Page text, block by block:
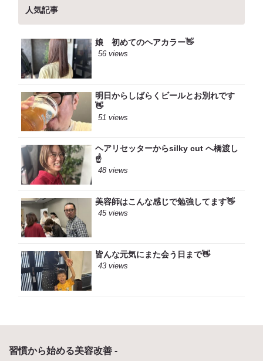
人気記事
娘 初めてのヘアカラー👋
56 views
明日からしばらくビールとお別れです
👋
51 views
ヘアリセッターからsilky cut へ橋渡し
☝️
48 views
美容師はこんな感じで勉強してます👋
45 views
皆んな元気にまた会う日まで👋
43 views
習慣から始める美容改善 -